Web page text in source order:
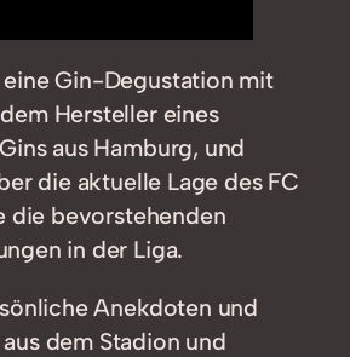
Gin-Degustation mit
Hersteller eines
aus Hamburg, und
die aktuelle Lage des FC
die bevorstehenden
in der Liga.
Anekdoten und
dem Stadion und